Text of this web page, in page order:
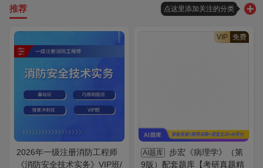
推荐 点这里添加关注的分类
2026年一级注册消防工程师
《消防安全技术实务》VIP班/
VIP 免费
AI题库
步宏《病理学》（第
9版）配套题库【考研真题精